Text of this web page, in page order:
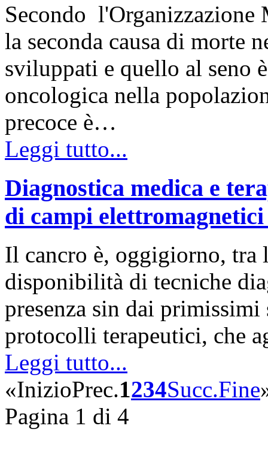
Secondo l'Organizzazione
la seconda causa di morte
sviluppati e quello al seno
oncologica nella
precoce è…
Leggi tutto...
Diagnostica medica e
di campi
Il cancro è, oggigiorno, tra
disponibilità di tecniche
presenza sin dai
protocolli terapeutici, che
Leggi tutto...
«InizioPrec.1234Succ.Fine
Pagina 1 di 4